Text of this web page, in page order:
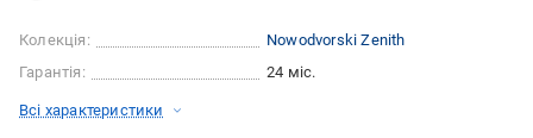
Колекція:
Nowodvorski Zenith
Гарантія:
24 міс.
Всі характеристики